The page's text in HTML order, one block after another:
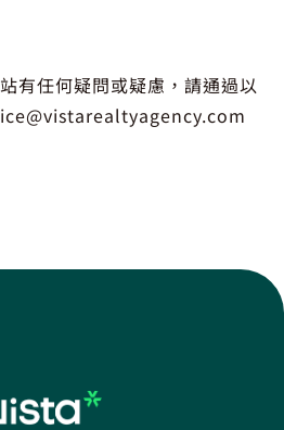
有任何疑問或疑慮，請通過以